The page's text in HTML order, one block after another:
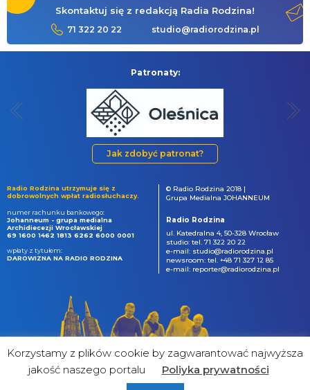
Skontaktuj się z redakcją Radia Rodzina!
71 322 20 22 studio@radiorodzina.pl
Patronaty:
Jak zdobyć patronat?
Radio Rodzina utrzymuje się z
dobrowolnych wpłat radiosłuchaczy.
numer rachunku bankowego:
Johanneum - grupa medialna
Archidiecezji Wrocławskiej
69 1600 1462 1813 6262 6000 0001
wpłaty z tytułem:
DAROWIZNA NA RADIO RODZINA
© Radio Rodzina 2018 |
Grupa Medialna JOHANNEUM
Radio Rodzina
ul. Katedralna 4, 50-328 Wrocław
studio: tel. 71 322 20 22
e-mail: studio@radiorodzina.pl
newsroom: tel. +48 71 327 12 85
e-mail: reporter@radiorodzina.pl
Korzystamy z plików cookie by zagwarantować najwyższa
jakość naszego portalu
Poliyka prywatności